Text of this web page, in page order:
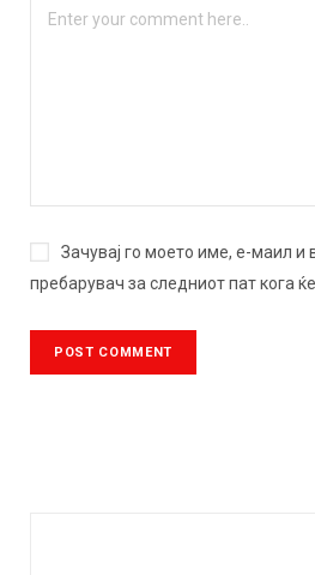
Зачувај го моето име, е-маил и
пребарувач за следниот пат кога